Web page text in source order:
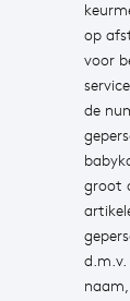
op
voor
de
groot
d.m.v.